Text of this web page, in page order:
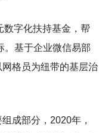
数字化扶持基金，帮
。基于企业微信易部
格员为纽带的基层治
成部分，2020年，